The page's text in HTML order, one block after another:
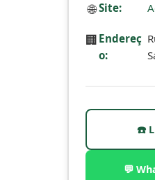
🌐 Site:
🏢 Endereç
o:
☎️
💬